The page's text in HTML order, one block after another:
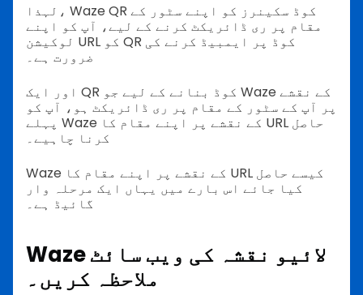
لہذا، Waze QR کوڈ سکینرز کو اپنے سٹور کے
مقام پر ری ڈائریکٹ کرنے کے لیے، آپ کو اپنے
لوکیشن URL کو QR کوڈ پر ایمبیڈ کرنے کی
ضرورت ہے۔
اور ایک QR کوڈ بنانے کے لیے جو Waze کے نقشے
پر آپ کے سٹور کے مقام پر ری ڈائریکٹ ہو، آپ کو
پہلے Waze کے نقشے پر اپنے مقام کا URL حاصل
کرنا چاہیے۔
Waze کے نقشے پر اپنے مقام کا URL کیسے حاصل
کیا جائے اس بارے میں یہاں ایک مرحلہ وار
گائیڈ ہے۔
Waze لائیو نقشہ کی ویب سائٹ
ملاحظہ کریں۔